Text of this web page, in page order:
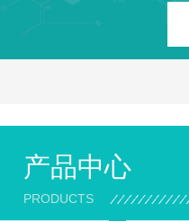
产品中心
PRODUCTS